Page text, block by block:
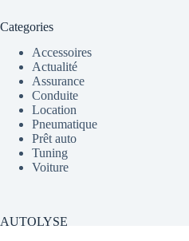
Categories
Accessoires
Actualité
Assurance
Conduite
Location
Pneumatique
Prêt auto
Tuning
Voiture
AUTOLYSE